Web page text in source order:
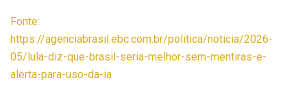
Fonte:
https://agenciabrasil.ebc.com.br/politica/noticia/2026-
05/lula-diz-que-brasil-seria-melhor-sem-mentiras-e-
alerta-para-uso-da-ia